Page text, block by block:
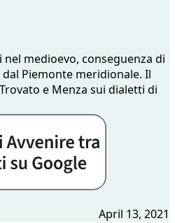
medioevo, conseguenza di
Piemonte meridionale. Il
e Menza sui dialetti di
April 13, 2021